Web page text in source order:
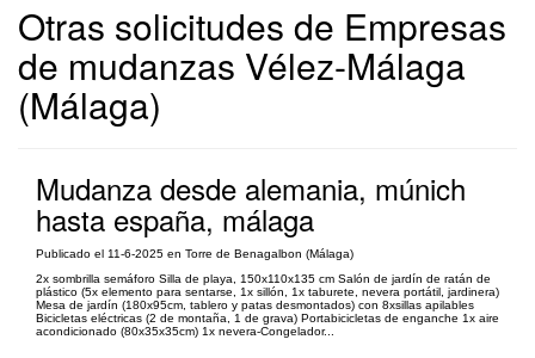
Otras solicitudes de Empresas
de mudanzas Vélez-Málaga
(Málaga)
Mudanza desde alemania, múnich
hasta españa, málaga
Publicado el 11-6-2025 en Torre de Benagalbon (Málaga)
2x sombrilla semáforo Silla de playa, 150x110x135 cm Salón de jardín de ratán de
plástico (5x elemento para sentarse, 1x sillón, 1x taburete, nevera portátil, jardinera)
Mesa de jardín (180x95cm, tablero y patas desmontados) con 8xsillas apilables
Bicicletas eléctricas (2 de montaña, 1 de grava) Portabicicletas de enganche 1x aire
acondicionado (80x35x35cm) 1x nevera-Congelador...